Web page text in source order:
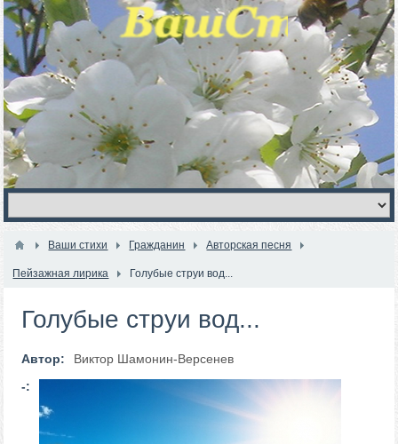
Ваши стихи Гражданин Авторская песня
Пейзажная лирика Голубые струи вод...
Голубые струи вод...
Автор:
Виктор Шамонин-Версенев
-: